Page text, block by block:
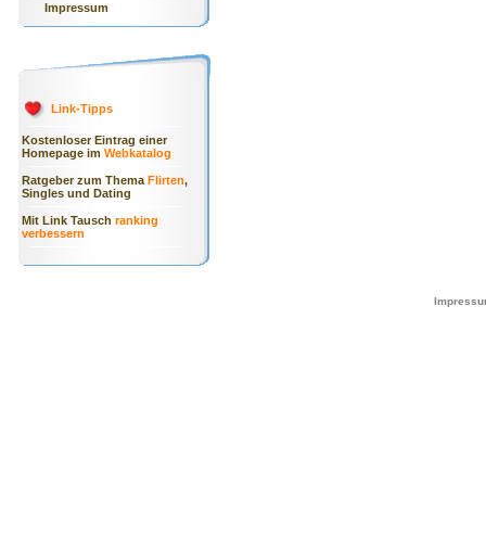
Impressum
Link-Tipps
Kostenloser Eintrag einer
Homepage im Webkatalog
Ratgeber zum Thema Flirten,
Singles und Dating
Mit Link Tausch ranking
verbessern